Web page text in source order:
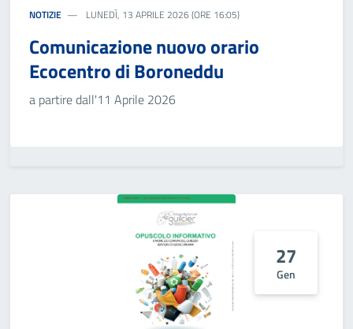
NOTIZIE LUNEDÌ, 13 APRILE 2026 (ORE 16:05)
Comunicazione nuovo orario
Ecocentro di Boroneddu
a partire dall'11 Aprile 2026
27
Gen